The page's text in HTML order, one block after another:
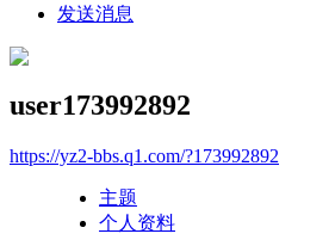
发送消息
user173992892
https://yz2-bbs.q1.com/?173992892
主题
个人资料